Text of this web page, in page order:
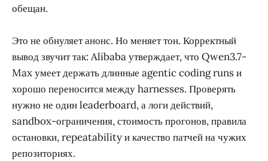
обещан.
Это не обнуляет анонс. Но меняет тон. Корректный
вывод звучит так: Alibaba утверждает, что Qwen3.7-
Max умеет держать длинные agentic coding runs и
хорошо переносится между harnesses. Проверять
нужно не один leaderboard, а логи действий,
sandbox-ограничения, стоимость прогонов, правила
остановки, repeatability и качество патчей на чужих
репозиториях.